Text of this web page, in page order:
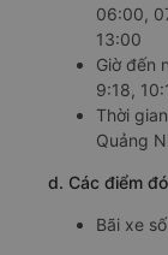
06:00,
13:00
Giờ đến
9:18,
Thời
Quảng
d. Các điểm
Bãi xe